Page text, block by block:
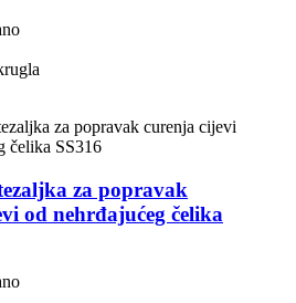
za popravak
od nehrđajućeg čelika